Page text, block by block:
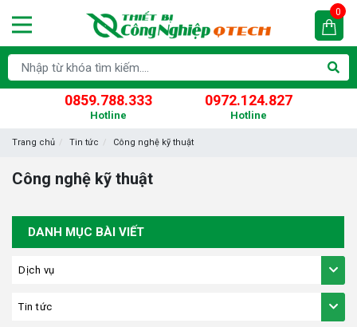
0859.788.333
Hotline
0972.124.827
Hotline
0
Trang chủ Tin tức Công nghệ kỹ thuật
Công nghệ kỹ thuật
DANH MỤC BÀI VIẾT
Dịch vụ
Tin tức